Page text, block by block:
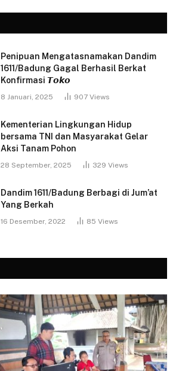
Penipuan Mengatasnamakan Dandim
1611/Badung Gagal Berhasil Berkat
Konfirmasi 𝙏𝙤𝙠𝙤
8 Januari, 2025 907 Views
Kementerian Lingkungan Hidup
bersama TNI dan Masyarakat Gelar
Aksi Tanam Pohon
28 September, 2025 329 Views
Dandim 1611/Badung Berbagi di Jum’at
Yang Berkah
16 Desember, 2022 85 Views